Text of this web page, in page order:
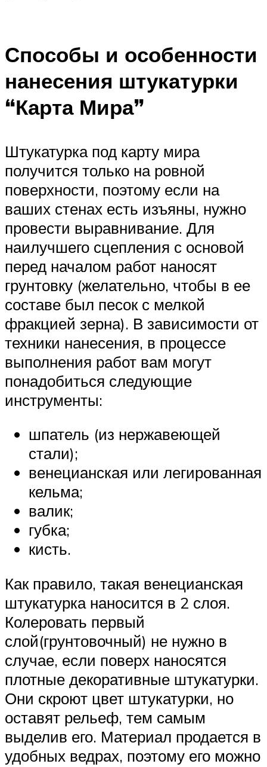
Способы и особенности
нанесения штукатурки
“Карта Мира”
Штукатурка под карту мира
получится только на ровной
поверхности, поэтому если на
ваших стенах есть изъяны, нужно
провести выравнивание. Для
наилучшего сцепления с основой
перед началом работ наносят
грунтовку (желательно, чтобы в ее
составе был песок с мелкой
фракцией зерна). В зависимости от
техники нанесения, в процессе
выполнения работ вам могут
понадобиться следующие
инструменты:
шпатель (из нержавеющей
стали);
венецианская или легированная
кельма;
валик;
губка;
кисть.
Как правило, такая венецианская
штукатурка наносится в 2 слоя.
Колеровать первый
слой(грунтовочный) не нужно в
случае, если поверх наносятся
плотные декоративные штукатурки.
Они скроют цвет штукатурки, но
оставят рельеф, тем самым
выделив его. Материал продается в
удобных ведрах, поэтому его можно